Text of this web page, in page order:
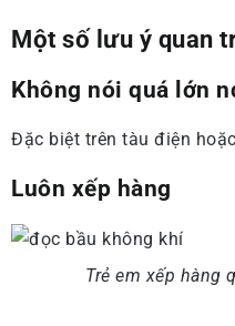
Một số lưu ý quan
Không nói quá lớn
Đặc biệt trên tàu điện
Luôn xếp hàng
Trẻ em xếp hàng